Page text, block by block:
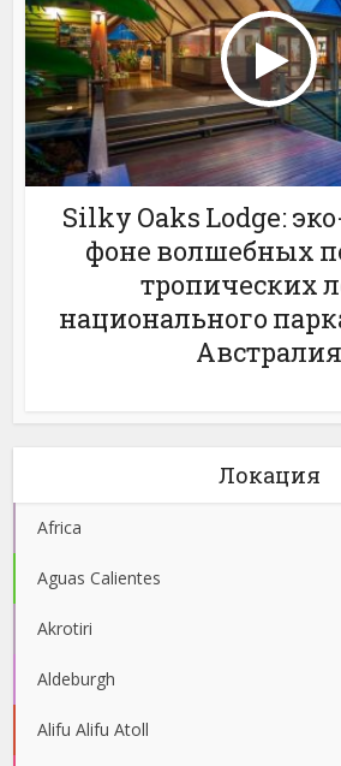
Silky Oaks Lodge:
фоне волшебных
тропических
национального
Австралия
Локация
Africa
Aguas Calientes
Akrotiri
Aldeburgh
Alifu Alifu Atoll